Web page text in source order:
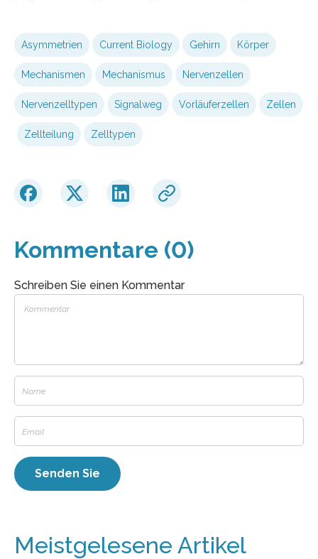
Asymmetrien Current Biology Gehirn Körper
Mechanismen Mechanismus Nervenzellen
Nervenzelltypen Signalweg Vorläuferzellen Zellen
Zellteilung Zelltypen
Kommentare (0)
Schreiben Sie einen Kommentar
Meistgelesene Artikel